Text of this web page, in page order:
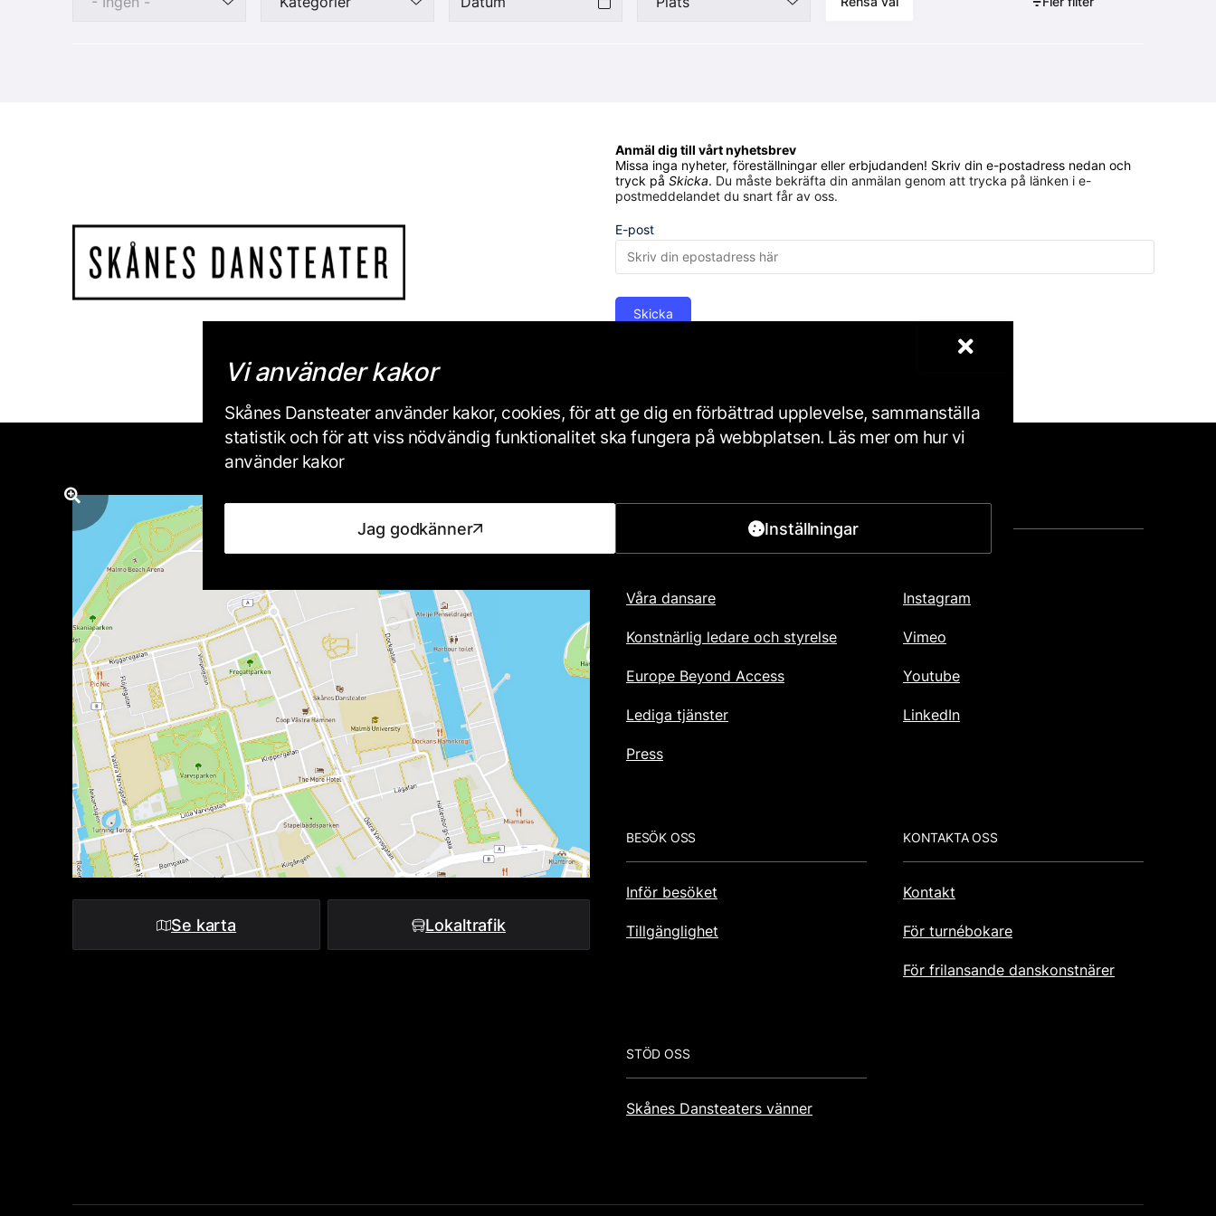
Anmäl dig till vårt nyhetsbrev
Missa inga nyheter, föreställningar eller erbjudanden! Skriv din e-postadress nedan och
tryck på Skicka. Du måste bekräfta din anmälan genom att trycka på länken i e-
postmeddelandet du snart får av oss.
E-post
Skicka
Se karta Lokaltrafik
Footer
OM OSS
Om Skånes Dansteater
Våra dansare
Konstnärlig ledare och styrelse
Europe Beyond Access
Lediga tjänster
Press
FÖLJ OSS
Facebook
Instagram
Vimeo
Youtube
LinkedIn
BESÖK OSS
Inför besöket
Tillgänglighet
KONTAKTA OSS
Kontakt
För turnébokare
För frilansande danskonstnärer
STÖD OSS
Skånes Dansteaters vänner
Vi använder kakor
Skånes Dansteater använder kakor, cookies, för att ge dig en förbättrad upplevelse, sammanställa
statistik och för att viss nödvändig funktionalitet ska fungera på webbplatsen. Läs mer om hur vi
använder kakor
Jag godkänner Inställningar